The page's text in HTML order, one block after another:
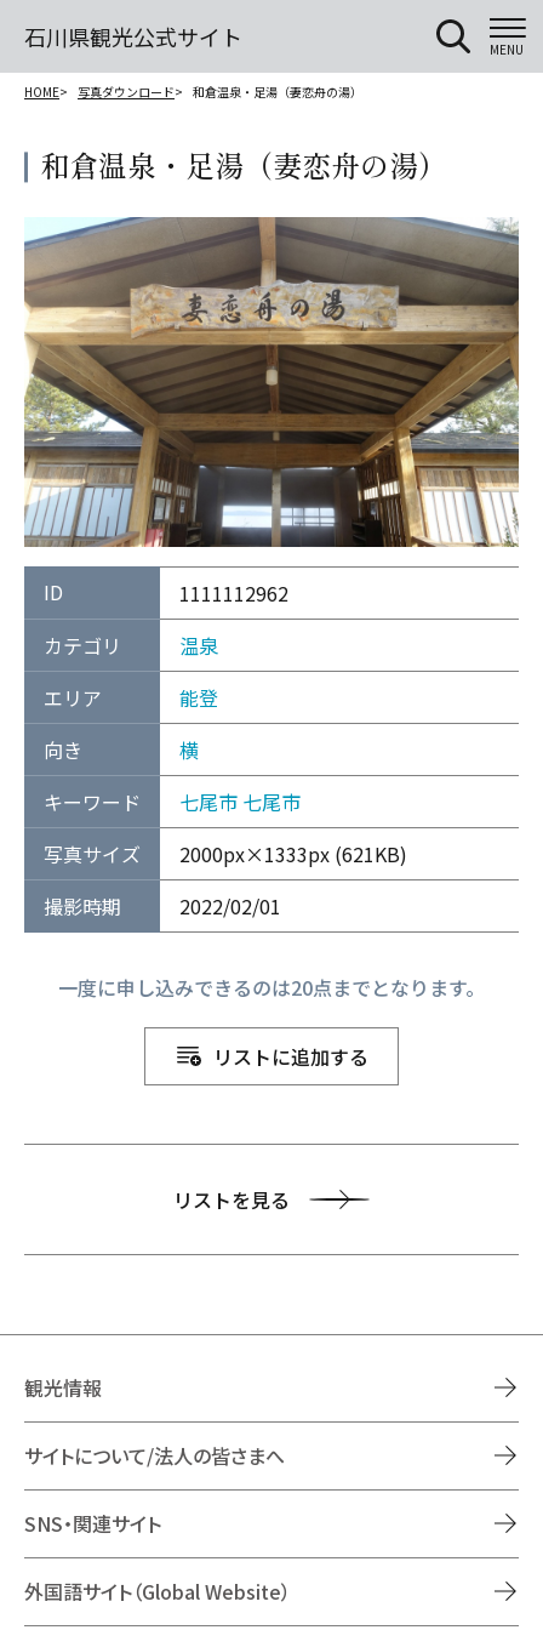
石川県観光公式サイト MENU
HOME 写真ダウンロード 和倉温泉・足湯（妻恋舟の湯）
和倉温泉・足湯（妻恋舟の湯）
ID
1111112962
カテゴリ
温泉
エリア
能登
向き
横
キーワード
七尾市 七尾市
写真サイズ
2000px×1333px (621KB)
撮影時期
2022/02/01
一度に申し込みできるのは20点までとなります。
リストに追加する
リストを見る
観光情報
サイトについて/法人の皆さまへ
SNS・関連サイト
外国語サイト（Global Website）